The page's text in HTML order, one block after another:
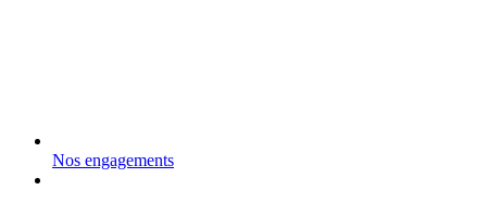
Nos engagements